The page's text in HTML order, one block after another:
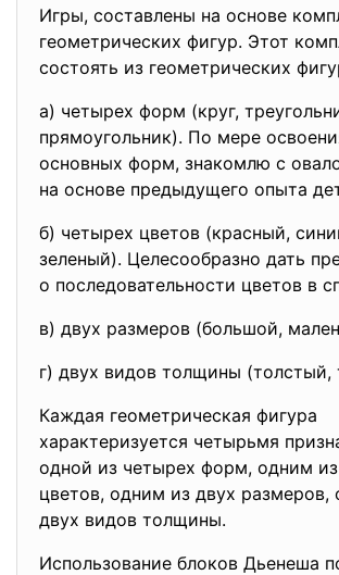
Игры, составлены на основе
геометрических фигур. Этот
состоять из геометрических
а) четырех форм (круг,
прямоугольник). По мере
основных форм, знакомлю с
на основе предыдущего опыта
б) четырех цветов (красный,
зеленый). Целесообразно дать
о последовательности цветов в
в) двух размеров (большой,
г) двух видов толщины (толстый,
Каждая геометрическая фигура
характеризуется четырьмя
одной из четырех форм, одним
цветов, одним из двух размеров,
двух видов толщины.
Использование блоков Дьенеша